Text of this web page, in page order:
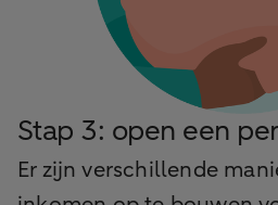
Stap 3: open een
Er zijn verschillende